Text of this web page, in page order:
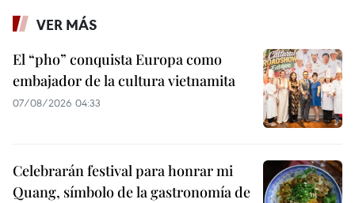
VER MÁS
El “pho” conquista Europa como
embajador de la cultura vietnamita
07/08/2026 04:33
Celebrarán festival para honrar mi
Quang, símbolo de la gastronomía de